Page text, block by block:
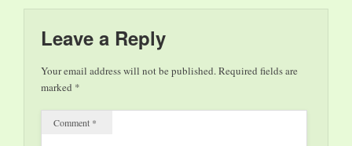
widmet sich dem
Thema „Romeo und
einführenden
Kunstbetrachtung
spricht Dr. Ulrike
Bock zu…
Leave a Reply
Your email address will not be published.Required fields are
marked *
Comment *